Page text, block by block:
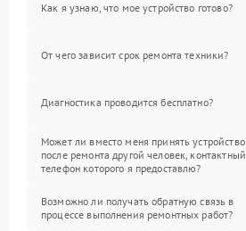
Как я узнаю, что мое устройство готово?
От чего зависит срок ремонта техники?
Диагностика проводится бесплатно?
Может ли вместо меня принять устройство
после ремонта другой человек, контактный
телефон которого я предоставлю?
Возможно ли получать обратную связь в
процессе выполнения ремонтных работ?